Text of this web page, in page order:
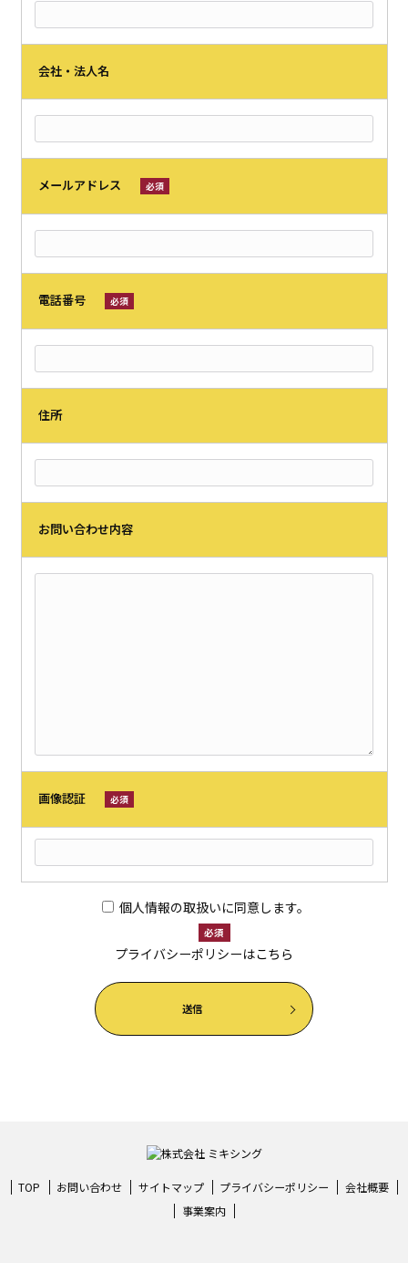
会社・法人名
メールアドレス 必須
電話番号 必須
住所
お問い合わせ内容
画像認証 必須
個人情報の取扱いに同意します。
必須
プライバシーポリシーはこちら
TOP お問い合わせ サイトマップ プライバシーポリシー
会社概要
事業案内